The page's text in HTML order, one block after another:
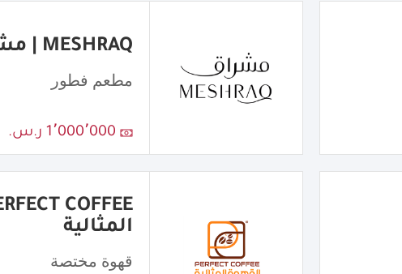
MESHRAQ | مشراق
مطعم فطور
1٬000٬000 ر.س.
المثالية
قهوة مختصة